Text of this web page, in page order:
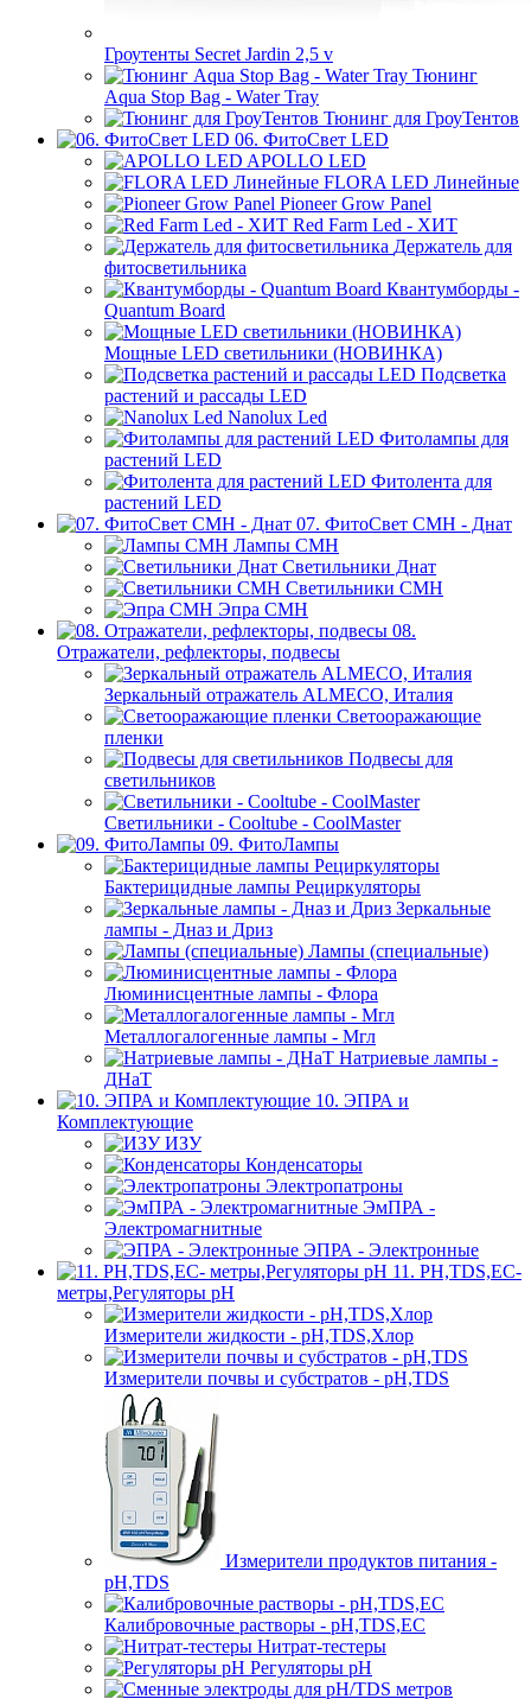
Гроутенты Secret Jardin 2,5 v
Тюнинг
Aqua Stop Bag - Water Tray
Тюнинг для ГроуТентов
06. ФитоСвет LED
APOLLO LED
FLORA LED Линейные
Pioneer Grow Panel
Red Farm Led - ХИТ
Держатель для
фитосветильника
Квантумборды -
Quantum Board
Мощные LED светильники (НОВИНКА)
Подсветка
растений и рассады LED
Nanolux Led
Фитолампы для
растений LED
Фитолента для
растений LED
07. ФитоСвет CMH - Днат
Лампы СМН
Светильники Днат
Светильники СМН
Эпра СМН
08.
Отражатели, рефлекторы, подвесы
Зеркальный отражатель ALMECO, Италия
Светооражающие
пленки
Подвесы для
светильников
Светильники - Cooltube - CoolMaster
09. ФитоЛампы
Бактерицидные лампы Рециркуляторы
Зеркальные
лампы - Дназ и Дриз
Лампы (специальные)
Люминисцентные лампы - Флора
Металлогалогенные лампы - Мгл
Натриевые лампы -
ДНаТ
10. ЭПРА и
Комплектующие
ИЗУ
Конденсаторы
Электропатроны
ЭмПРА -
Электромагнитные
ЭПРА - Электронные
11. PH,TDS,EC-
метры,Регуляторы pН
Измерители жидкости - pH,TDS,Хлор
Измерители почвы и субстратов - pH,TDS
Измерители продуктов питания -
pH,TDS
Калибровочные растворы - pH,TDS,EC
Нитрат-тестеры
Регуляторы pН